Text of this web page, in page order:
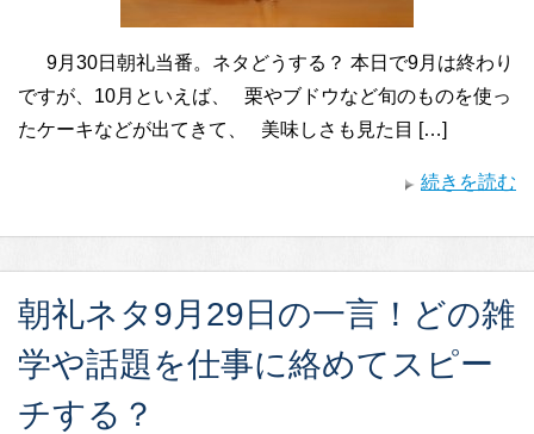
9月30日朝礼当番。ネタどうする？ 本日で9月は終わり
ですが、10月といえば、 栗やブドウなど旬のものを使っ
たケーキなどが出てきて、 美味しさも見た目 […]
続きを読む
朝礼ネタ9月29日の一言！どの雑
学や話題を仕事に絡めてスピー
チする？